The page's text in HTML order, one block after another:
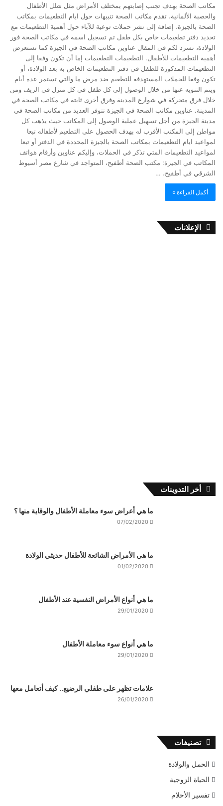
مكاتب الصحة بهدف تجنب إصابتهم بمختلف الأمراض مثل شلل الأطفال
والحصبة الألمانية، تقدم مكاتب الصحة تنبيهات حول ايام التطعيمات بمكاتب
الصحة بالجيزة، إضافة إلى نشر حملات توعية للآباء حول أهمية التطعيمات مع
تحديد دفتر تطعيمات خاص بكل طفل تم تسجيل اسمه في مكاتب الصحة فور
الولادة، نسرد لكم في المقال عناوين مكاتب الصحة في الجيزة كما نستعرض
أهمية التطعيمات للأطفال. التطعيمات التطعيمات إما أن تكون وفقا إلى
التطعيمات المذكورة للطفل في دفتر التطعيمات الخاص به بعد الولادة، أو
تكون وفقا للحملات المستهدفة للتطعيم ضد مرض ما والتي تستمر عدة أيام
ويتم التنويه عنها من خلال الوصول إلى كل طفل في كل منزل في الريف ومن
خلال فرق متحركة في شوارع المدينة وفرق أخرى ثابتة في مكاتب الصحة في
المدينة. عناوين مكاتب الصحة في الجيزة تتوفر العديد من مكاتب الصحة في
مدينة الجيزة من أجل تسهيل عملية الوصول إلى المكاتب حيث يذهب كل
مواطن إلى المكتب الأقرب له بهدف الحصول على التطعيم لأطفاله تبعا
لمواعيد ايام التطعيمات بمكاتب الصحة بالجيزة المحددة في الدفتر أو تبعا
لمواعيد التطعيمات المتي تذكر في الحملات، وإليكم عناوين وأرقام هواتف
المكاتب في الجيزة: مكتب الصحة أطفيح، المتواجد في شارع مصر أسيوط
الشرقي في أطفيح، …
أكمل القراءة »
الإعلانات
أخر التدوينات
ما هي أعراض سوء معاملة الأطفال والوقاية منها ؟
07/02/2020
ما هي الأمراض الشائعة للأطفال حديثي الولادة
01/02/2020
ما هي أنواع الأمراض النفسية عند الأطفال
29/01/2020
ما هي أنواع سوء معاملة الأطفال
29/01/2020
علامات تظهر على طفلي الرضيع.. كيف أتعامل معها
26/01/2020
تصنيفات
الحمل والولادة
الحياة الزوجية
تفسير الأحلام